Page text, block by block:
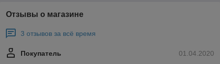
Отзывы о магазине
3 отзывов за всё время
01.04.2020
Покупатель